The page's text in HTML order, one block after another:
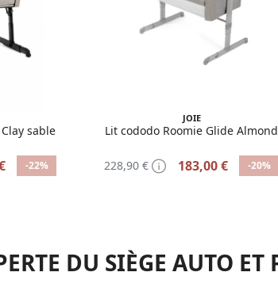
sable
-22%
JOIE
Lit cododo Roomie Glide Almond
228,90 € 183,00 € -20%
DU SIÈGE AUTO ET